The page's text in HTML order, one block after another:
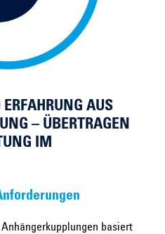
AUS
– ÜBERTRAGEN
IM
basiert